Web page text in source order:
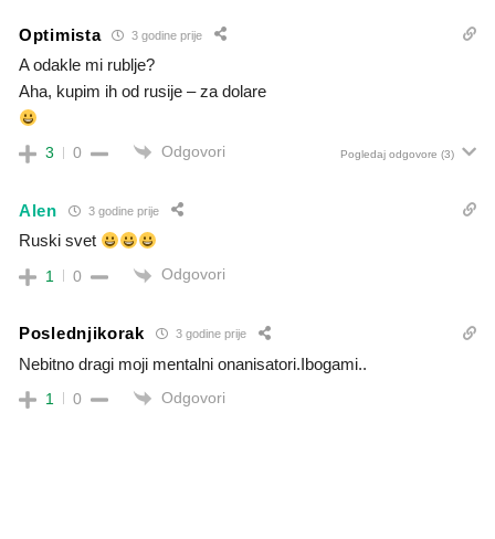
Optimista 3 godine prije
A odakle mi rublje?
Aha, kupim ih od rusije – za dolare
3 0 Odgovori Pogledaj odgovore (3)
Alen 3 godine prije
Ruski svet
1 0 Odgovori
Poslednjikorak 3 godine prije
Nebitno dragi moji mentalni onanisatori.Ibogami..
1 0 Odgovori